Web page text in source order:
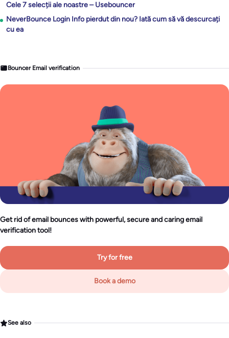
Cele 7 selecții ale noastre – Usebouncer
NeverBounce Login Info pierdut din nou? Iată cum să vă descurcați
cu ea
Bouncer Email verification
Get rid of email bounces with powerful, secure and caring email
verification tool!
Try for free
Book a demo
See also